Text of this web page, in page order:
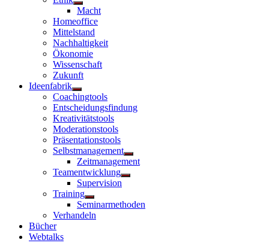
Untermenü
anzeigen
Macht
Homeoffice
Mittelstand
Nachhaltigkeit
Ökonomie
Wissenschaft
Zukunft
Ideenfabrik
Untermenü
anzeigen
Coachingtools
Entscheidungsfindung
Kreativitätstools
Moderationstools
Präsentationstools
Selbstmanagement
Untermenü
anzeigen
Zeitmanagement
Teamentwicklung
Untermenü
Supervision
Training
Untermenü
anzeigen
Seminarmethoden
Verhandeln
Bücher
Webtalks